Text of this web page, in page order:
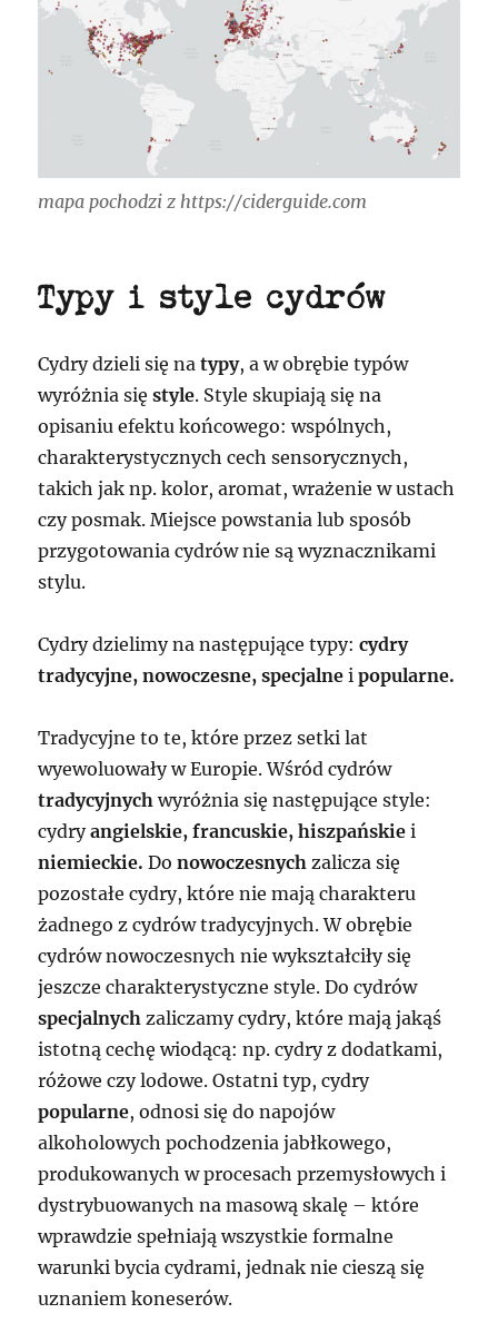
mapa pochodzi z https://ciderguide.com
Typy i style cydrów
Cydry dzieli się natypy, a w obrębie typów
wyróżnia sięstyle. Style skupiają się na
opisaniu efektu końcowego: wspólnych,
charakterystycznych cech sensorycznych,
takich jak np. kolor, aromat, wrażenie w ustach
czy posmak. Miejsce powstania lub sposób
przygotowania cydrów nie są wyznacznikami
stylu.
Cydry dzielimy na następujące typy: cydry
tradycyjne, nowoczesne, specjalne i popularne.
Tradycyjne to te, które przez setki lat
wyewoluowały w Europie. Wśród cydrów
tradycyjnychwyróżnia się następujące style:
cydryangielskie, francuskie, hiszpańskie i
niemieckie.Donowoczesnych zalicza się
pozostałe cydry, które nie mają charakteru
żadnego z cydrów tradycyjnych. W obrębie
cydrów nowoczesnych nie wykształciły się
jeszcze charakterystyczne style. Do cydrów
specjalnych zaliczamy cydry, które mają jakąś
istotną cechę wiodącą: np. cydry z dodatkami,
różowe czy lodowe. Ostatni typ, cydry
popularne, odnosi się do napojów
alkoholowych pochodzenia jabłkowego,
produkowanych w procesach przemysłowych i
dystrybuowanych na masową skalę – które
wprawdzie spełniają wszystkie formalne
warunki bycia cydrami, jednak nie cieszą się
uznaniem koneserów.